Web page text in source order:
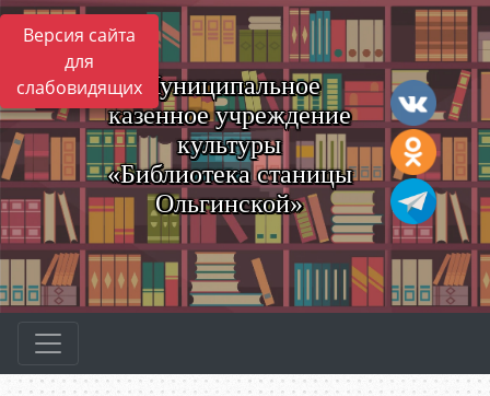
Версия сайта
для
слабовидящихМуниципальное
казенное учреждение
культуры
«Библиотека станицы
Ольгинской»